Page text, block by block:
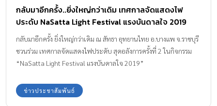
กลับมาอีกครั้ง..ยิ่งใหญ่กว่าเดิม เทศกาลจัดแสดงไฟ
ประดับ NaSatta Light Festival แรงบันดาลใจ 2019
กลับมาอีกครั้ง ยิ่งใหญ่กว่าเดิม ณ สัทธา อุทยานไทย อ.บางแพ จ.ราชบุรี
ชวนร่วม เทศกาลจัดแสดงไฟประดับ สุดอลังการครั้งที่ 2 ในกิจกรรม
“NaSatta Light Festival แรงบันดาลใจ 2019”
ข่าวประชาสัมพันธ์